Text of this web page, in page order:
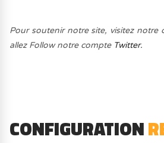
Pour soutenir notre site, visitez notre
allez Follow notre compte Twitter.
CONFIGURATION